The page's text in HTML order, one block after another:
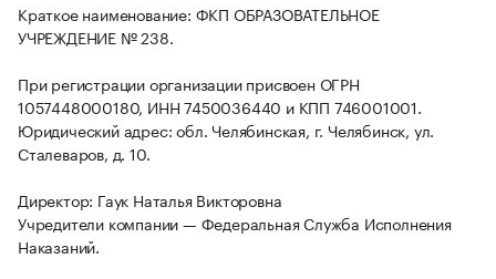
Краткое наименование: ФКП ОБРАЗОВАТЕЛЬНОЕ
УЧРЕЖДЕНИЕ № 238.
При регистрации организации присвоен ОГРН
1057448000180, ИНН 7450036440 и КПП 746001001.
Юридический адрес: обл. Челябинская, г. Челябинск, ул.
Сталеваров, д. 10.
Директор: Гаук Наталья Викторовна
Учредители компании — Федеральная Служба Исполнения
Наказаний.